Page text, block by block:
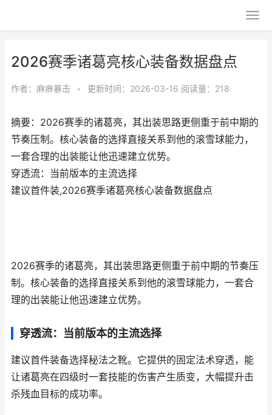
2026赛季诸葛亮核心装备数据盘点
作者： 麻痹暴击 • 更新时间：2026-03-16 阅读量：218
摘要：2026赛季的诸葛亮，其出装思路更侧重于前中期的
节奏压制。核心装备的选择直接关系到他的滚雪球能力，
一套合理的出装能让他迅速建立优势。
穿透流：当前版本的主流选择
建议首件装,2026赛季诸葛亮核心装备数据盘点
2026赛季的诸葛亮，其出装思路更侧重于前中期的节奏压
制。核心装备的选择直接关系到他的滚雪球能力，一套合
理的出装能让他迅速建立优势。
穿透流：当前版本的主流选择
建议首件装备选择秘法之靴。它提供的固定法术穿透，能
让诸葛亮在四级时一套技能的伤害产生质变，大幅提升击
杀残血目标的成功率。